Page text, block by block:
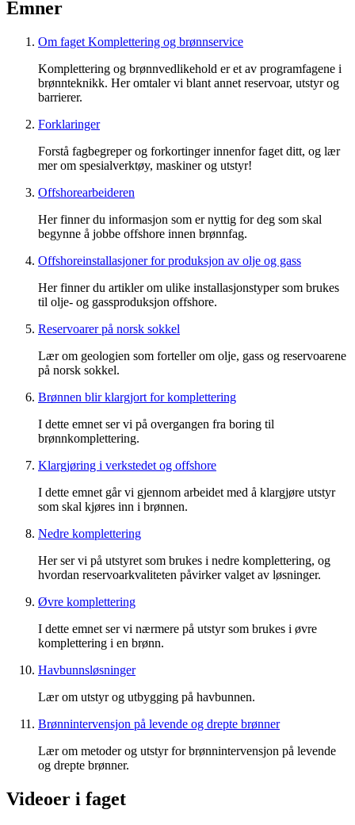
Emner
Om faget Komplettering og brønnservice
Komplettering og brønnvedlikehold er et av programfagene i
brønnteknikk. Her omtaler vi blant annet reservoar, utstyr og
barrierer.
Forklaringer
Forstå fagbegreper og forkortinger innenfor faget ditt, og lær
mer om spesialverktøy, maskiner og utstyr!
Offshorearbeideren
Her finner du informasjon som er nyttig for deg som skal
begynne å jobbe offshore innen brønnfag.
Offshoreinstallasjoner for produksjon av olje og gass
Her finner du artikler om ulike installasjonstyper som brukes
til olje- og gassproduksjon offshore.
Reservoarer på norsk sokkel
Lær om geologien som forteller om olje, gass og reservoarene
på norsk sokkel.
Brønnen blir klargjort for komplettering
I dette emnet ser vi på overgangen fra boring til
brønnkomplettering.
Klargjøring i verkstedet og offshore
I dette emnet går vi gjennom arbeidet med å klargjøre utstyr
som skal kjøres inn i brønnen.
Nedre komplettering
Her ser vi på utstyret som brukes i nedre komplettering, og
hvordan reservoarkvaliteten påvirker valget av løsninger.
Øvre komplettering
I dette emnet ser vi nærmere på utstyr som brukes i øvre
komplettering i en brønn.
Havbunnsløsninger
Lær om utstyr og utbygging på havbunnen.
Brønnintervensjon på levende og drepte brønner
Lær om metoder og utstyr for brønnintervensjon på levende
og drepte brønner.
Videoer i faget